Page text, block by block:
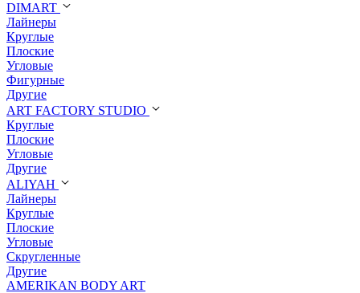
DIMART
Лайнеры
Круглые
Плоские
Угловые
Фигурные
Другие
ART FACTORY STUDIO
Круглые
Плоские
Угловые
Другие
ALIYAH
Лайнеры
Круглые
Плоские
Угловые
Скругленные
Другие
AMERIKAN BODY ART